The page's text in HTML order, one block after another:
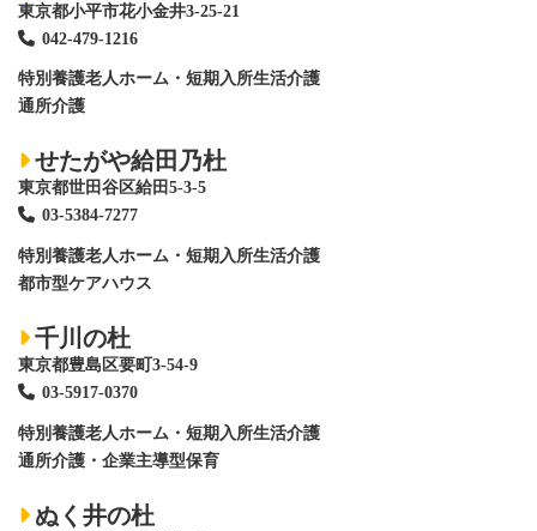
東京都小平市花小金井3-25-21
042-479-1216
特別養護老人ホーム ・短期入所生活介護
通所介護
せたがや給田乃杜
東京都世田谷区給田5-3-5
03-5384-7277
特別養護老人ホーム ・短期入所生活介護
都市型ケアハウス
千川の杜
東京都豊島区要町3-54-9
03-5917-0370
特別養護老人ホーム ・短期入所生活介護
通所介護・企業主導型保育
ぬく井の杜